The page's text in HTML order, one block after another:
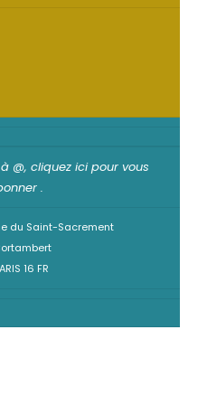
@, cliquez ici pour vous
.
du Saint-Sacrement
16 FR